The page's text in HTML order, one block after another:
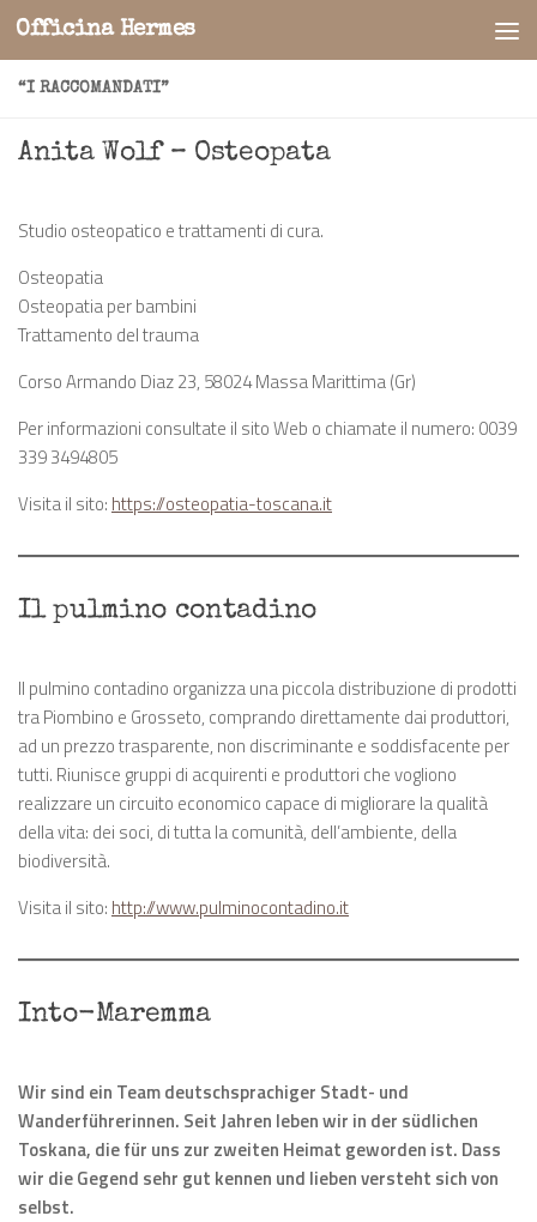
Salta al contenuto
Officina Hermes
“I RACCOMANDATI”
Anita Wolf – Osteopata
Studio osteopatico e trattamenti di cura.
Osteopatia
Osteopatia per bambini
Trattamento del trauma
Corso Armando Diaz 23, 58024 Massa Marittima (Gr)
Per informazioni consultate il sito Web o chiamate il numero: 0039
339 3494805
Visita il sito: https://osteopatia-toscana.it
Il pulmino contadino
Il pulmino contadino organizza una piccola distribuzione di prodotti
tra Piombino e Grosseto, comprando direttamente dai produttori,
ad un prezzo trasparente, non discriminante e soddisfacente per
tutti. Riunisce gruppi di acquirenti e produttori che vogliono
realizzare un circuito economico capace di migliorare la qualità
della vita: dei soci, di tutta la comunità, dell’ambiente, della
biodiversità.
Visita il sito: http://www.pulminocontadino.it
Into-Maremma
Wir sind ein Team deutschsprachiger Stadt- und
Wanderführerinnen. Seit Jahren leben wir in der südlichen
Toskana, die für uns zur zweiten Heimat geworden ist. Dass
wir die Gegend sehr gut kennen und lieben versteht sich von
selbst.